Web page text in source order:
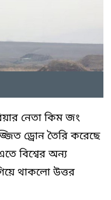
নেতা কিম জং
ড্রোন তৈরি করেছে
বিশ্বের অন্য
থাকলো উত্তর